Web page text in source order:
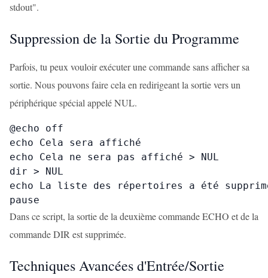
stdout".
Suppression de la Sortie du Programme
Parfois, tu peux vouloir exécuter une commande sans afficher sa
sortie. Nous pouvons faire cela en redirigeant la sortie vers un
périphérique spécial appelé NUL.
@echo off
echo Cela sera affiché
echo Cela ne sera pas affiché > NUL
dir > NUL
echo La liste des répertoires a été
pause
Dans ce script, la sortie de la deuxième commande ECHO et de la
commande DIR est supprimée.
Techniques Avancées d'Entrée/Sortie